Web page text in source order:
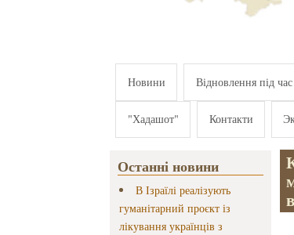
Новини Відновлення під
"Хадашот" Контакти
Останні новини
В Ізраїлі реалізують
гуманітарний проєкт із
лікування українців з